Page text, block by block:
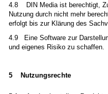
4.8 DIN Media ist berechtigt,
Nutzung durch nicht mehr
erfolgt bis zur Klärung des
4.9 Eine Software zur
und eigenes Risiko zu schaffen.
5 Nutzungsrechte